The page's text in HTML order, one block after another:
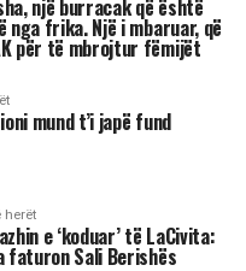
emocional, akrepi
Kur ndjen se është
dhe të tërhiqet
për vëmendje dhe
plotësohen,